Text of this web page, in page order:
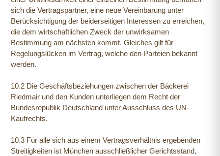
sich die Vertragspartner, eine neue Vereinbarung unter
Berücksichtigung der beiderseitigen Interessen zu erreichen,
die dem wirtschaftlichen Zweck der unwirksamen
Bestimmung am nächsten kommt. Gleiches gilt für
Regelungslücken im Vertrag, welche den Parteien bekannt
werden.
10.2 Die Geschäftsbeziehungen zwischen der Bäckerei
Riedmair und den Kunden unterliegen dem Recht der
Bundesrepublik Deutschland unter Ausschluss des UN-
Kaufrechts.
10.3 Für alle sich aus einem Vertragsverhältnis ergebenden
Streitigkeiten ist München ausschließlicher Gerichtsstand,